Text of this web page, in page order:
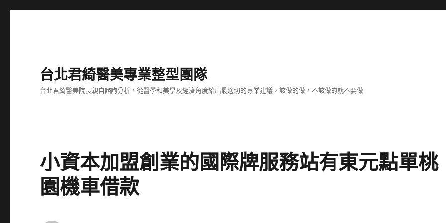
台北君綺醫美專業整型團隊
台北君綺醫美院長親自諮詢分析，從醫學和美學及經濟角度給出最適切的專業建議，該做的做，不該做的就不要做
小資本加盟創業的國際牌服務站有東元點單桃
園機車借款